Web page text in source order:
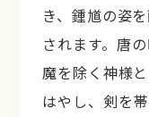
き、鍾馗の姿
されます。唐
魔を除く神様
はやし、剣を